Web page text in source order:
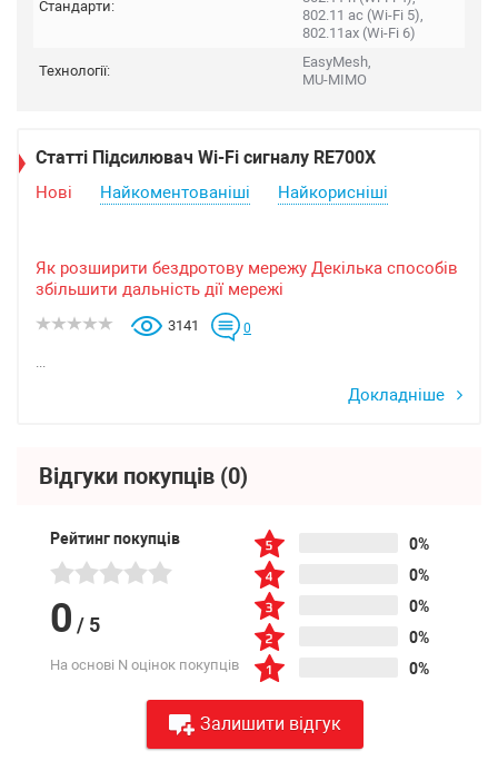
Стандарти:
802.11 ac (Wi-Fi 5),
802.11ax (Wi-Fi 6)
Технології:
EasyMesh,
MU-MIMO
Статті Підсилювач Wi-Fi сигналу RE700X
Нові Найкоментованіші Найкорисніші
Як розширити бездротову мережу Декілька способів
збільшити дальність дії мережі
3141 0
...
Докладніше
Відгуки покупців (0)
Рейтинг покупців
0 / 5
На основі N оцінок покупців
0%
0%
0%
0%
0%
Залишити відгук